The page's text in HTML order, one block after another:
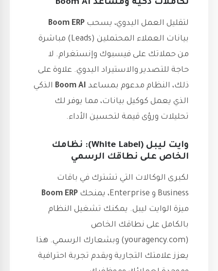
تكاملات ذكية ومساعد Boom AI
لتقليل العمل اليدوي، يسحب Boom ERP
بيانات العملاء المحتملين (Leads) مباشرة
من حملاتك على فيسبوك وإنستغرام. لا
حاجة للتصدير والاستيراد اليدوي. علاوة على
ذلك، النظام مدعوم بمساعد Boom AI الذكي
الذي يعمل كوكيل بيانات، مما يوفر لك
تحليلات ورؤى قيمة لتحسين الأداء.
وايت ليبل (White Label): نظامك
الخاص على نطاقك الرسمي
لكبرى الوكالات التي تشترك في باقات
Business و Enterprise، يمنحك
Boom ERP
ميزة الوايت ليبل. يمكنك تشغيل النظام
بالكامل على نطاقك الخاص
(youragency.com) وبشعارك الرسمي. هذا
يعزز علامتك التجارية ويقدم تجربة احترافية